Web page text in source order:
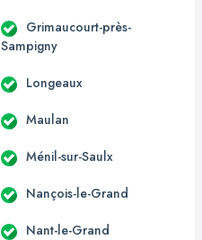
Grimaucourt-près-
Sampigny
Longeaux
Maulan
Ménil-sur-Saulx
Nançois-le-Grand
Nant-le-Grand